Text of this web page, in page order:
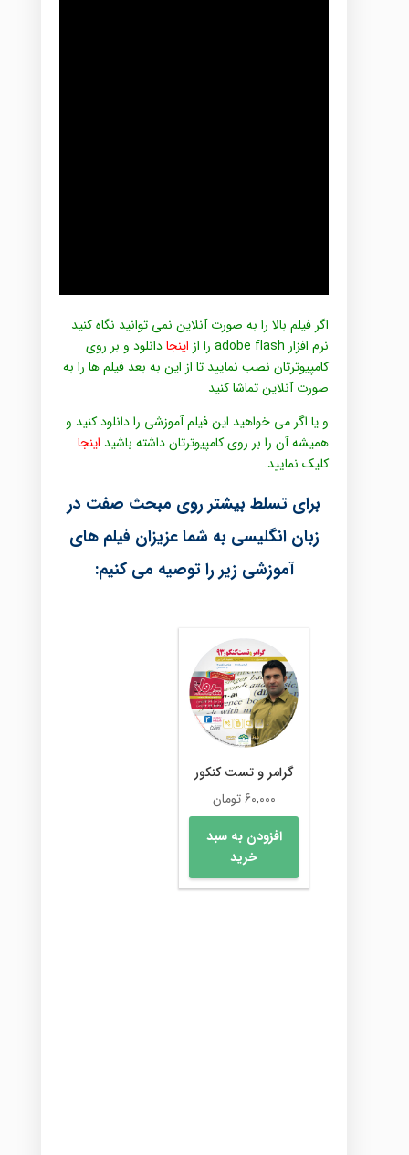
اگر فیلم بالا را به صورت آنلاین نمی توانید نگاه کنید
نرم افزار adobe flash را از
اینجادانلود و بر روی
کامپیوترتان نصب نمایید تا از این به بعد فیلم ها را به
صورت آنلاین تماشا کنید
و یا اگر می خواهید این فیلم آموزشی را دانلود کنید و
همیشه آن را بر روی کامپیوترتان داشته باشید اینجا
کلیک نمایید.
برای تسلط بیشتر روی مبحث صفت در
زبان انگلیسی به شما عزیزان فیلم های
آموزشی زیر را توصیه می کنیم:
گرامر و تست کنکور
60,000تومان
افزودن به سبد
خرید